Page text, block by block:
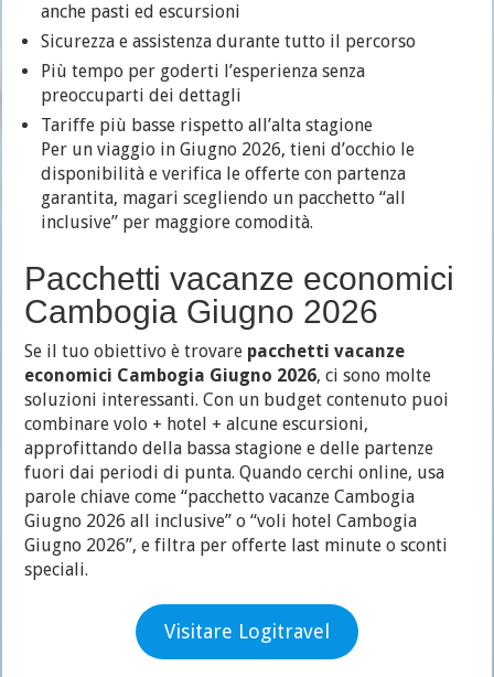
anche pasti ed escursioni
Sicurezza e assistenza durante tutto il percorso
Più tempo per goderti l’esperienza senza
preoccuparti dei dettagli
Tariffe più basse rispetto all’alta stagione
Per un viaggio in Giugno 2026, tieni d’occhio le
disponibilità e verifica le offerte con partenza
garantita, magari scegliendo un pacchetto “all
inclusive” per maggiore comodità.
Pacchetti vacanze economici
Cambogia Giugno 2026
Se il tuo obiettivo è trovare pacchetti vacanze
economici Cambogia Giugno 2026, ci sono molte
soluzioni interessanti. Con un budget contenuto puoi
combinare volo + hotel + alcune escursioni,
approfittando della bassa stagione e delle partenze
fuori dai periodi di punta. Quando cerchi online, usa
parole chiave come “pacchetto vacanze Cambogia
Giugno 2026 all inclusive” o “voli hotel Cambogia
Giugno 2026”, e filtra per offerte last minute o sconti
speciali.
Visitare Logitravel